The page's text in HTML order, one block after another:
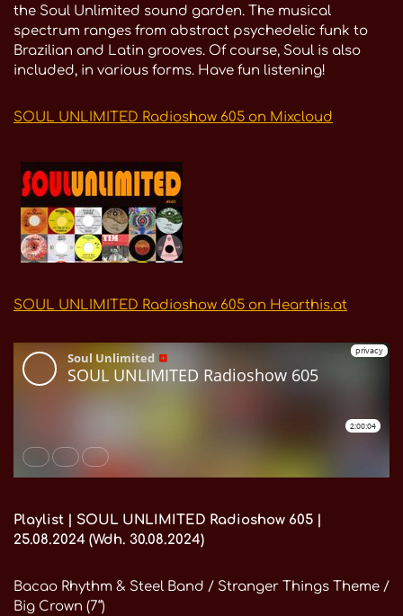
the Soul Unlimited sound garden. The musical
spectrum ranges from abstract psychedelic funk to
Brazilian and Latin grooves. Of course, Soul is also
included, in various forms. Have fun listening!
SOUL UNLIMITED Radioshow 605 on Mixcloud
SOUL UNLIMITED Radioshow 605 on Hearthis.at
Playlist | SOUL UNLIMITED Radioshow 605 |
25.08.2024 (Wdh. 30.08.2024)
Bacao Rhythm & Steel Band / Stranger Things Theme /
Big Crown (7“)